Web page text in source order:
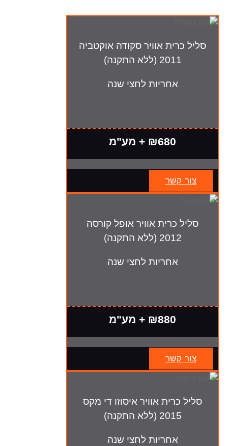
סליל כרית אוויר סקודה אוקטביה
2011 (ללא התקנה)
אחריות לחצי שנה
₪680 + מע"מ
צור קשר
סליל כרית אוויר אופל קורסה
2012 (ללא התקנה)
אחריות לחצי שנה
₪880 + מע"מ
צור קשר
סליל כרית אוויר איסוזו די מקס
2015 (ללא התקנה)
אחריות לחצי שנה